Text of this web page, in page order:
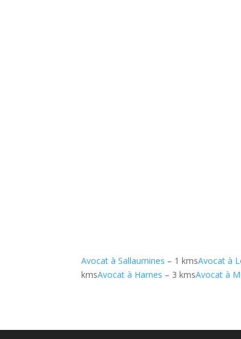
Avocat à Sallaumines – 1 kmsAvocat à
kmsAvocat à Harnes – 3 kmsAvocat à